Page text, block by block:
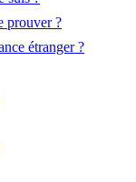
prouver ?
étranger ?